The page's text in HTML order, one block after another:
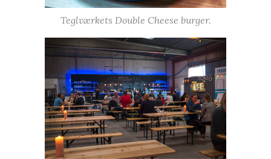
Teglværkets Double Cheese burger.